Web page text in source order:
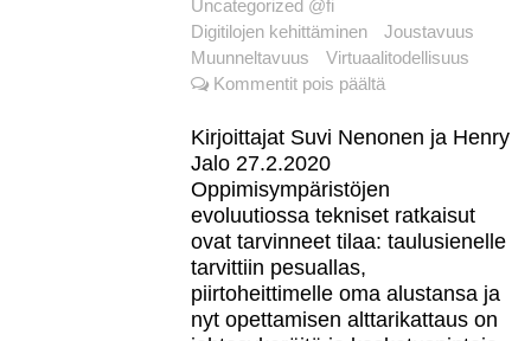
Uncategorized @fi
Digitilojen kehittäminen
Joustavuus
Muunneltavuus
Virtuaalitodellisuus
Kommentit pois päältä
tilat,
ja
todellisuudet
–
digitilojen
kehittämiselle
Kirjoittajat Suvi Nenonen ja Henry
Jalo 27.2.2020
Oppimisympäristöjen
evoluutiossa tekniset ratkaisut
ovat tarvinneet tilaa: taulusienelle
tarvittiin pesuallas,
piirtoheittimelle oma alustansa ja
nyt opettamisen alttarikattaus on